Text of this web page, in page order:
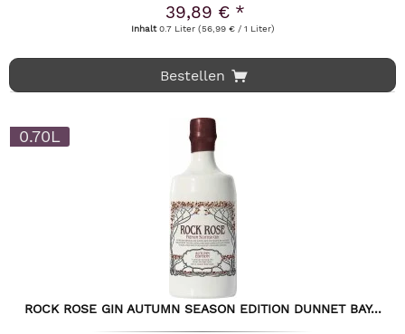
39,89 € *
Inhalt0.7 Liter (56,99 € / 1 Liter)
Bestellen
0.70L
ROCK ROSE GIN AUTUMN SEASON EDITION DUNNET BAY...